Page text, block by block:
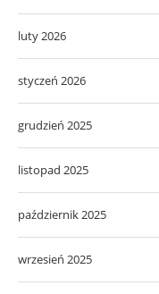
luty 2026
styczeń 2026
grudzień 2025
listopad 2025
październik 2025
wrzesień 2025